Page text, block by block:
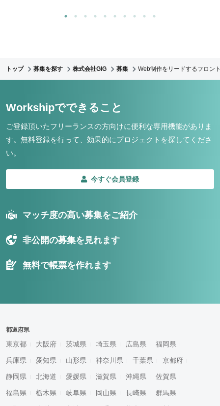
トップ 募集を探す 株式会社GIG 募集 Web制作をリードするフロン
Workshipでできること
ご登録頂いたフリーランスの方向けに便利な専用機能がありま
す。 無料登録を行って、効果的にプロジェクトを探してくださ
い。
今すぐ会員登録
マッチ度の高い募集をご紹介
非公開の募集を見れます
無料で帳票を作れます
都道府県
東京都 大阪府 茨城県 埼玉県 広島県 福岡県
兵庫県 愛知県 山形県 神奈川県 千葉県 京都府
静岡県 北海道 愛媛県 滋賀県 沖縄県 佐賀県
福島県 栃木県 岐阜県 岡山県 長崎県 群馬県